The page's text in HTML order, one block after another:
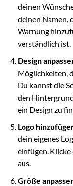
deinen
deinen Namen,
Warnung
verständlich ist.
Design
Möglichkeiten,
Du kannst die
den
ein Design zu
Logo
dein eigenes
einfügen. Klicke
aus.
Größe